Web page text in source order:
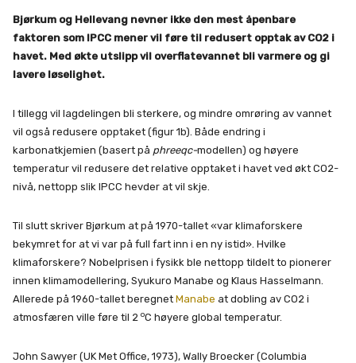
Bjørkum og Hellevang nevner ikke den mest åpenbare
faktoren som IPCC mener vil føre til redusert opptak av CO2 i
havet. Med økte utslipp vil overflatevannet bli varmere og gi
lavere løselighet.
I tillegg vil lagdelingen bli sterkere, og mindre omrøring av vannet
vil også redusere opptaket (figur 1b). Både endring i
karbonatkjemien (basert på phreeqc-modellen) og høyere
temperatur vil redusere det relative opptaket i havet ved økt CO2-
nivå, nettopp slik IPCC hevder at vil skje.
Til slutt skriver Bjørkum at på 1970-tallet «var klimaforskere
bekymret for at vi var på full fart inn i en ny istid». Hvilke
klimaforskere? Nobelprisen i fysikk ble nettopp tildelt to pionerer
innen klimamodellering, Syukuro Manabe og Klaus Hasselmann.
Allerede på 1960-tallet beregnet Manabe at dobling av CO2 i
atmosfæren ville føre til 2 oC høyere global temperatur.
John Sawyer (UK Met Office, 1973), Wally Broecker (Columbia